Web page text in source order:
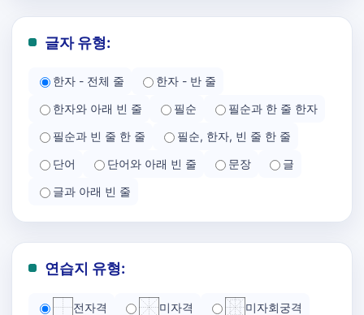
글자 유형:
한자 - 전체 줄
한자 - 반 줄
한자와 아래 빈 줄
필순
필순과 한 줄 한자
필순과 빈 줄 한 줄
필순, 한자, 빈 줄 한 줄
단어
단어와 아래 빈 줄 문장
글
글과 아래 빈 줄
연습지 유형:
전자격 미자격 미자회궁격